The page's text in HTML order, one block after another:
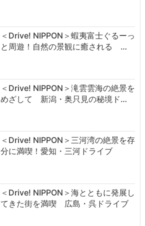
＜Drive! NIPPON＞蝦夷富士ぐるーっ
と周遊！自然の景観に癒される …
＜Drive! NIPPON＞滝雲雲海の絶景を
めざして 新潟・奥只見の秘境ド…
＜Drive! NIPPON＞三河湾の絶景を存
分に満喫！愛知・三河ドライブ
＜Drive! NIPPON＞海とともに発展し
てきた街を満喫 広島・呉ドライブ